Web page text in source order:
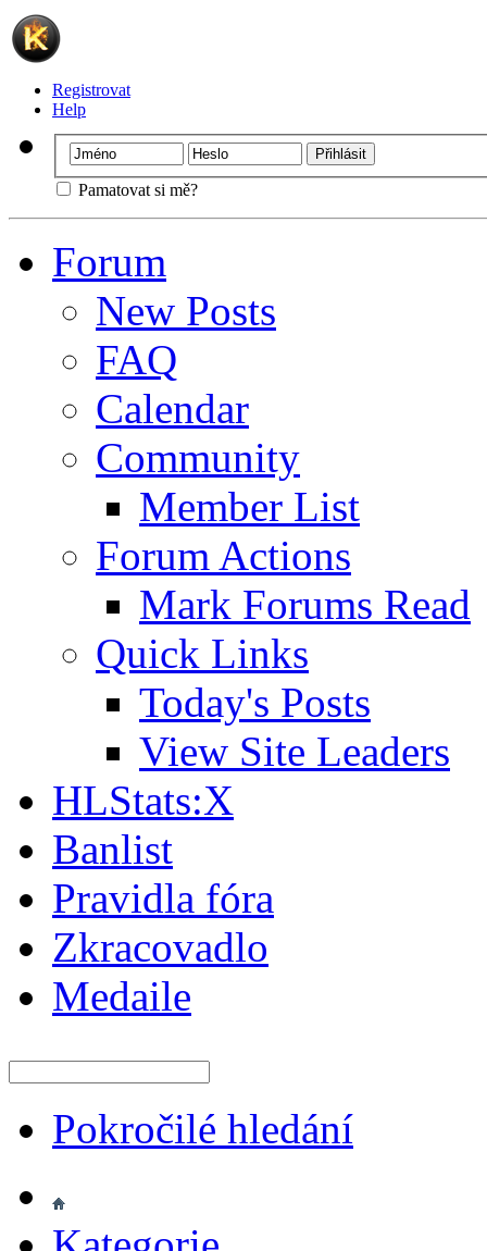
Registrovat
Help
Pamatovat si mě?
Forum
New Posts
FAQ
Calendar
Community
Member List
Forum Actions
Mark Forums Read
Quick Links
Today's Posts
View Site Leaders
HLStats:X
Banlist
Pravidla fóra
Zkracovadlo
Medaile
Pokročilé hledání